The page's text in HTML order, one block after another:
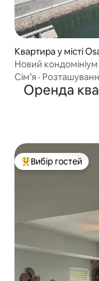
Квартира у місті
Новий
Сім’я ·
Оренда
Топ вибір гостей
Вибір гостей